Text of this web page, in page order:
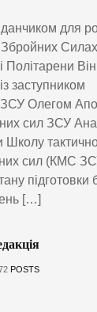
для
Силах
Політарени
заступником
Олегом
сил ЗСУ
Школу
сил (КМС
підготовки
[…]
POSTS